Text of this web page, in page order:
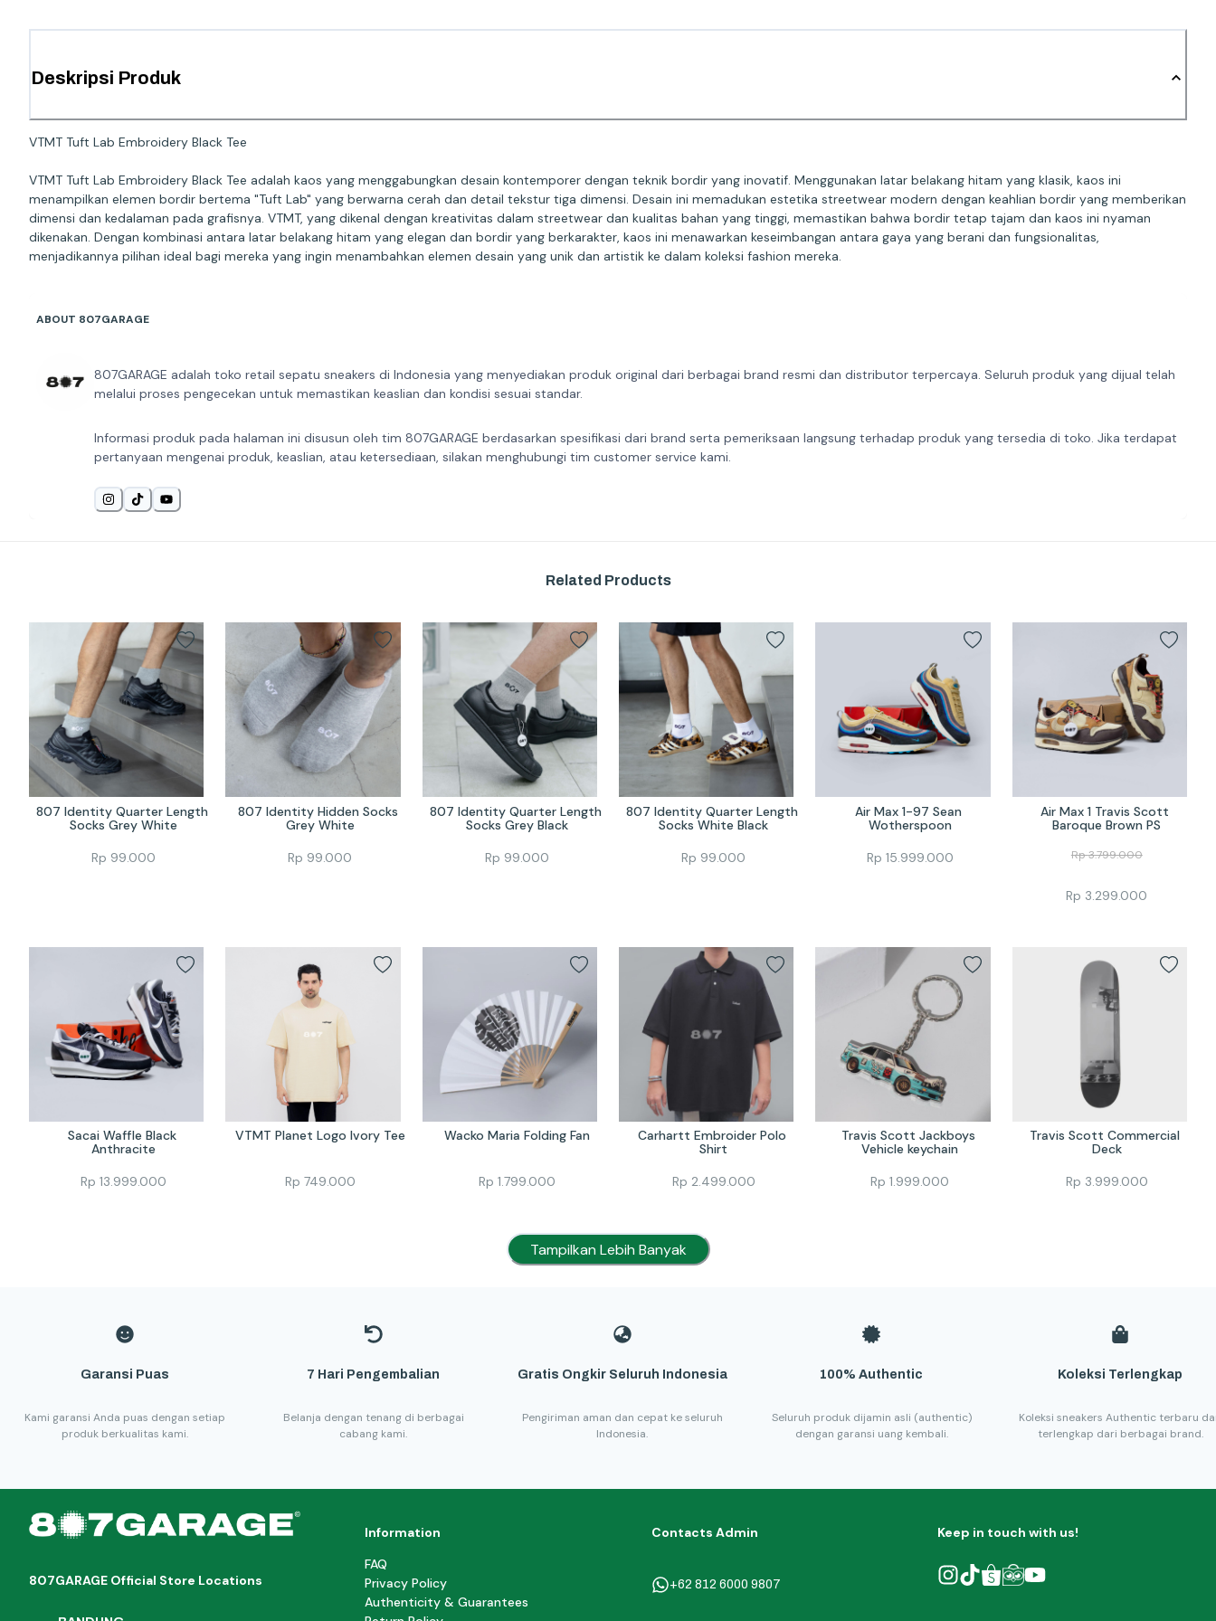
Deskripsi Produk
VTMT Tuft Lab Embroidery Black Tee
VTMT Tuft Lab Embroidery Black Tee adalah kaos yang menggabungkan desain kontemporer dengan teknik bordir yang inovatif. Menggunakan latar belakang hitam yang klasik, kaos ini
menampilkan elemen bordir bertema "Tuft Lab" yang berwarna cerah dan detail tekstur tiga dimensi. Desain ini memadukan estetika streetwear modern dengan keahlian bordir yang memberikan
dimensi dan kedalaman pada grafisnya. VTMT, yang dikenal dengan kreativitas dalam streetwear dan kualitas bahan yang tinggi, memastikan bahwa bordir tetap tajam dan kaos ini nyaman
dikenakan. Dengan kombinasi antara latar belakang hitam yang elegan dan bordir yang berkarakter, kaos ini menawarkan keseimbangan antara gaya yang berani dan fungsionalitas,
menjadikannya pilihan ideal bagi mereka yang ingin menambahkan elemen desain yang unik dan artistik ke dalam koleksi fashion mereka.
ABOUT 807GARAGE
807GARAGE adalah toko retail sepatu sneakers di Indonesia yang menyediakan produk original dari berbagai brand resmi dan distributor terpercaya. Seluruh produk yang dijual telah
melalui proses pengecekan untuk memastikan keaslian dan kondisi sesuai standar.
Informasi produk pada halaman ini disusun oleh tim 807GARAGE berdasarkan spesifikasi dari brand serta pemeriksaan langsung terhadap produk yang tersedia di toko. Jika terdapat
pertanyaan mengenai produk, keaslian, atau ketersediaan, silakan menghubungi tim customer service kami.
Related Products
807 Identity Quarter Length
Socks Grey White
Rp 99.000
807 Identity Hidden Socks
Grey White
Rp 99.000
807 Identity Quarter Length
Socks Grey Black
Rp 99.000
807 Identity Quarter Length
Socks White Black
Rp 99.000
Air Max 1-97 Sean
Wotherspoon
Rp 15.999.000
Air Max 1 Travis Scott
Baroque Brown PS
Rp3.799.000
Rp 3.299.000
Sacai Waffle Black
Anthracite
Rp13.999.000
VTMT Planet Logo Ivory Tee
Rp 749.000
Wacko Maria Folding Fan
Rp 1.799.000
Carhartt Embroider Polo
Shirt
Rp 2.499.000
Travis Scott Jackboys
Vehicle keychain
Rp1.999.000
Travis Scott Commercial
Deck
Rp 3.999.000
Tampilkan Lebih Banyak
Garansi Puas
Kami garansi Anda puas dengan setiap
produk berkualitas kami.
7 Hari Pengembalian
Belanja dengan tenang di berbagai
cabang kami.
Gratis Ongkir Seluruh Indonesia
Pengiriman aman dan cepat ke seluruh
Indonesia.
100% Authentic
Seluruh produk dijamin asli (authentic)
dengan garansi uang kembali.
Koleksi Terlengkap
Koleksi sneakers Authentic terbaru
terlengkap dari berbagai brand.
807GARAGE Official Store Locations
Information
FAQ
Privacy Policy
Authenticity & Guarantees
Contacts Admin
+62 812 6000 9807
Keep in touch with us!